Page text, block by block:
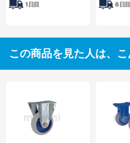
1日目 6日目
この商品を見た人は、